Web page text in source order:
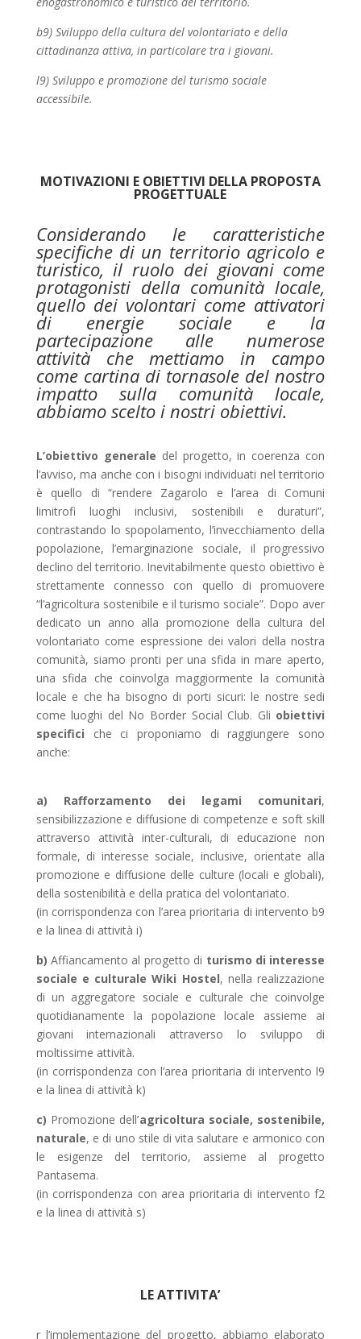
b9) Sviluppo della cultura del volontariato e della
cittadinanza attiva, in particolare tra i giovani.
l9) Sviluppo e promozione del turismo sociale
accessibile.
MOTIVAZIONI E OBIETTIVI DELLA PROPOSTA
PROGETTUALE
Considerando le caratteristiche
specifiche di un territorio agricolo e
turistico, il ruolo dei giovani come
protagonisti della comunità locale,
quello dei volontari come attivatori
di energie sociale e la
partecipazione alle numerose
attività che mettiamo in campo
come cartina di tornasole del nostro
impatto sulla comunità locale,
abbiamo scelto i nostri obiettivi.
L’obiettivo generale del progetto, in coerenza con
l’avviso, ma anche con i bisogni individuati nel territorio
è quello di “rendere Zagarolo e l’area di Comuni
limitrofi luoghi inclusivi, sostenibili e duraturi”,
contrastando lo spopolamento, l’invecchiamento della
popolazione, l’emarginazione sociale, il progressivo
declino del territorio. Inevitabilmente questo obiettivo è
strettamente connesso con quello di promuovere
“l’agricoltura sostenibile e il turismo sociale”. Dopo aver
dedicato un anno alla promozione della cultura del
volontariato come espressione dei valori della nostra
comunità, siamo pronti per una sfida in mare aperto,
una sfida che coinvolga maggiormente la comunità
locale e che ha bisogno di porti sicuri: le nostre sedi
come luoghi del No Border Social Club. Gli obiettivi
specifici che ci proponiamo di raggiungere sono
anche:
a) Rafforzamento dei legami comunitari,
sensibilizzazione e diffusione di competenze e soft skill
attraverso attività inter-culturali, di educazione non
formale, di interesse sociale, inclusive, orientate alla
promozione e diffusione delle culture (locali e globali),
della sostenibilità e della pratica del volontariato.
(in corrispondenza con l’area prioritaria di intervento b9
e la linea di attività i)
b) Affiancamento al progetto di turismo di interesse
sociale e culturale Wiki Hostel, nella realizzazione
di un aggregatore sociale e culturale che coinvolge
quotidianamente la popolazione locale assieme ai
giovani internazionali attraverso lo sviluppo di
moltissime attività.
(in corrispondenza con l’area prioritaria di intervento l9
e la linea di attività k)
c) Promozione dell’agricoltura sociale, sostenibile,
naturale, e di uno stile di vita salutare e armonico con
le esigenze del territorio, assieme al progetto
Pantasema.
(in corrispondenza con area prioritaria di intervento f2
e la linea di attività s)
LE ATTIVITA’
r l’implementazione del progetto, abbiamo elaborato